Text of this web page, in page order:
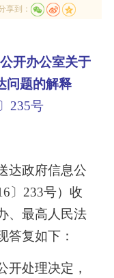
享到：
开办公室关于
问题的解释
235号
达政府信息公
〕233号）收
、最高人民法
答复如下：
开处理决定，